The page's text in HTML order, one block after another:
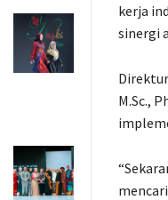
kerja
sinergi
M.Sc.,